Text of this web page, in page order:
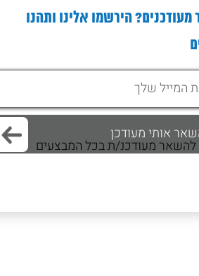
הירשמו אלינו ותהנו
להשאר מעודכנ/ת בכל המבצעים